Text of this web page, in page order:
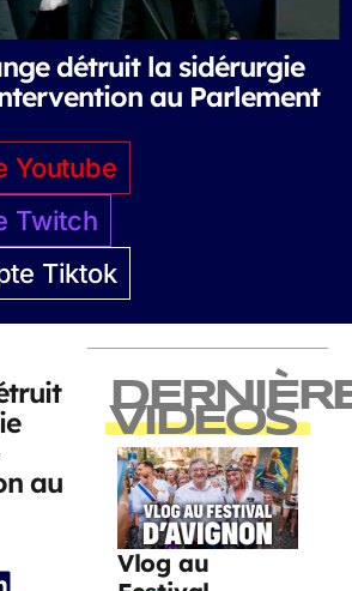
détruit la sidérurgie
au Parlement
Youtube
Twitch
Tiktok
au
VIDEOS
Vlog au